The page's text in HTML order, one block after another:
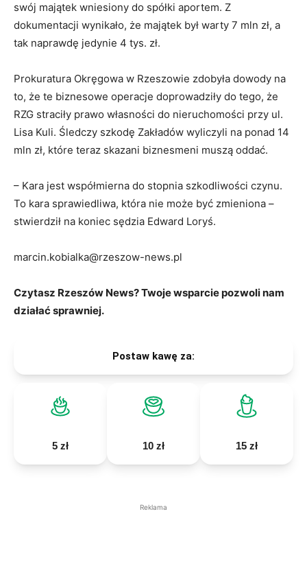
swój majątek wniesiony do spółki aportem. Z
dokumentacji wynikało, że majątek był warty 7 mln zł, a
tak naprawdę jedynie 4 tys. zł.
Prokuratura Okręgowa w Rzeszowie zdobyła dowody na
to, że te biznesowe operacje doprowadziły do tego, że
RZG straciły prawo własności do nieruchomości przy ul.
Lisa Kuli. Śledczy szkodę Zakładów wyliczyli na ponad 14
mln zł, które teraz skazani biznesmeni muszą oddać.
– Kara jest współmierna do stopnia szkodliwości czynu.
To kara sprawiedliwa, która nie może być zmieniona –
stwierdził na koniec sędzia Edward Loryś.
marcin.kobialka@rzeszow-news.pl
Czytasz Rzeszów News? Twoje wsparcie pozwoli nam
działać sprawniej.
Postaw kawę za:
5 zł 10 zł 15 zł
Reklama